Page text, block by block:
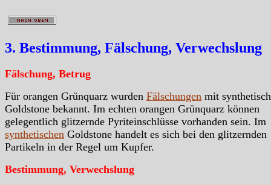
3. Bestimmung, Fälschung, Verwechslung
Fälschung, Betrug
Für orangen Grünquarz wurden Fälschungen mit
Goldstone bekannt. Im echten orangen Grünquarz können
gelegentlich glitzernde Pyriteinschlüsse vorhanden sein. Im
synthetischen Goldstone handelt es sich bei den glitzernden
Partikeln in der Regel um Kupfer.
Bestimmung, Verwechslung